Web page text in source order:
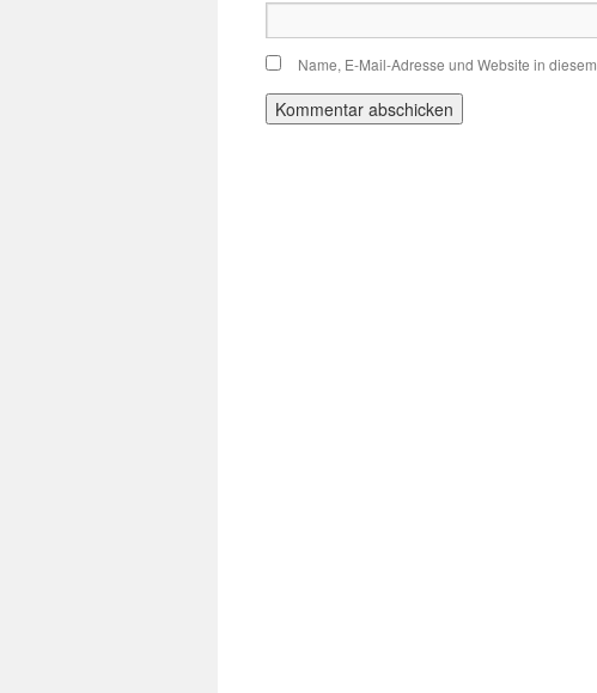
Name, E-Mail-Adresse und Website in